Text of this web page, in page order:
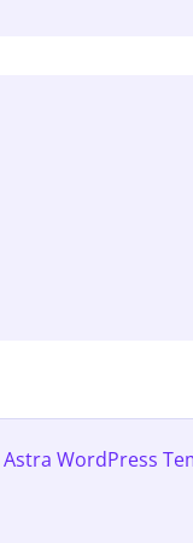
Astra WordPress